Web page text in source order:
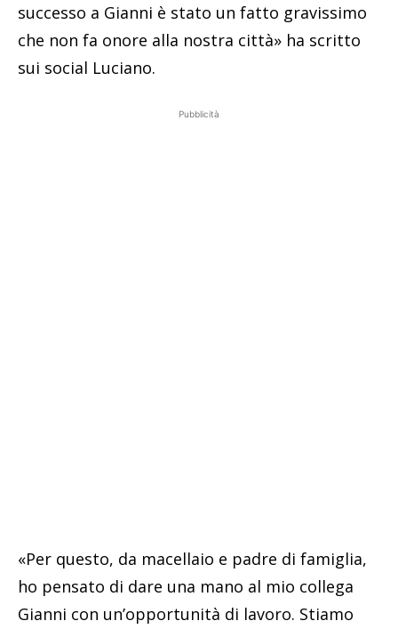
successo a Gianni è stato un fatto gravissimo
che non fa onore alla nostra città» ha scritto
sui social Luciano.
Pubblicità
«Per questo, da macellaio e padre di famiglia,
ho pensato di dare una mano al mio collega
Gianni con un’opportunità di lavoro. Stiamo